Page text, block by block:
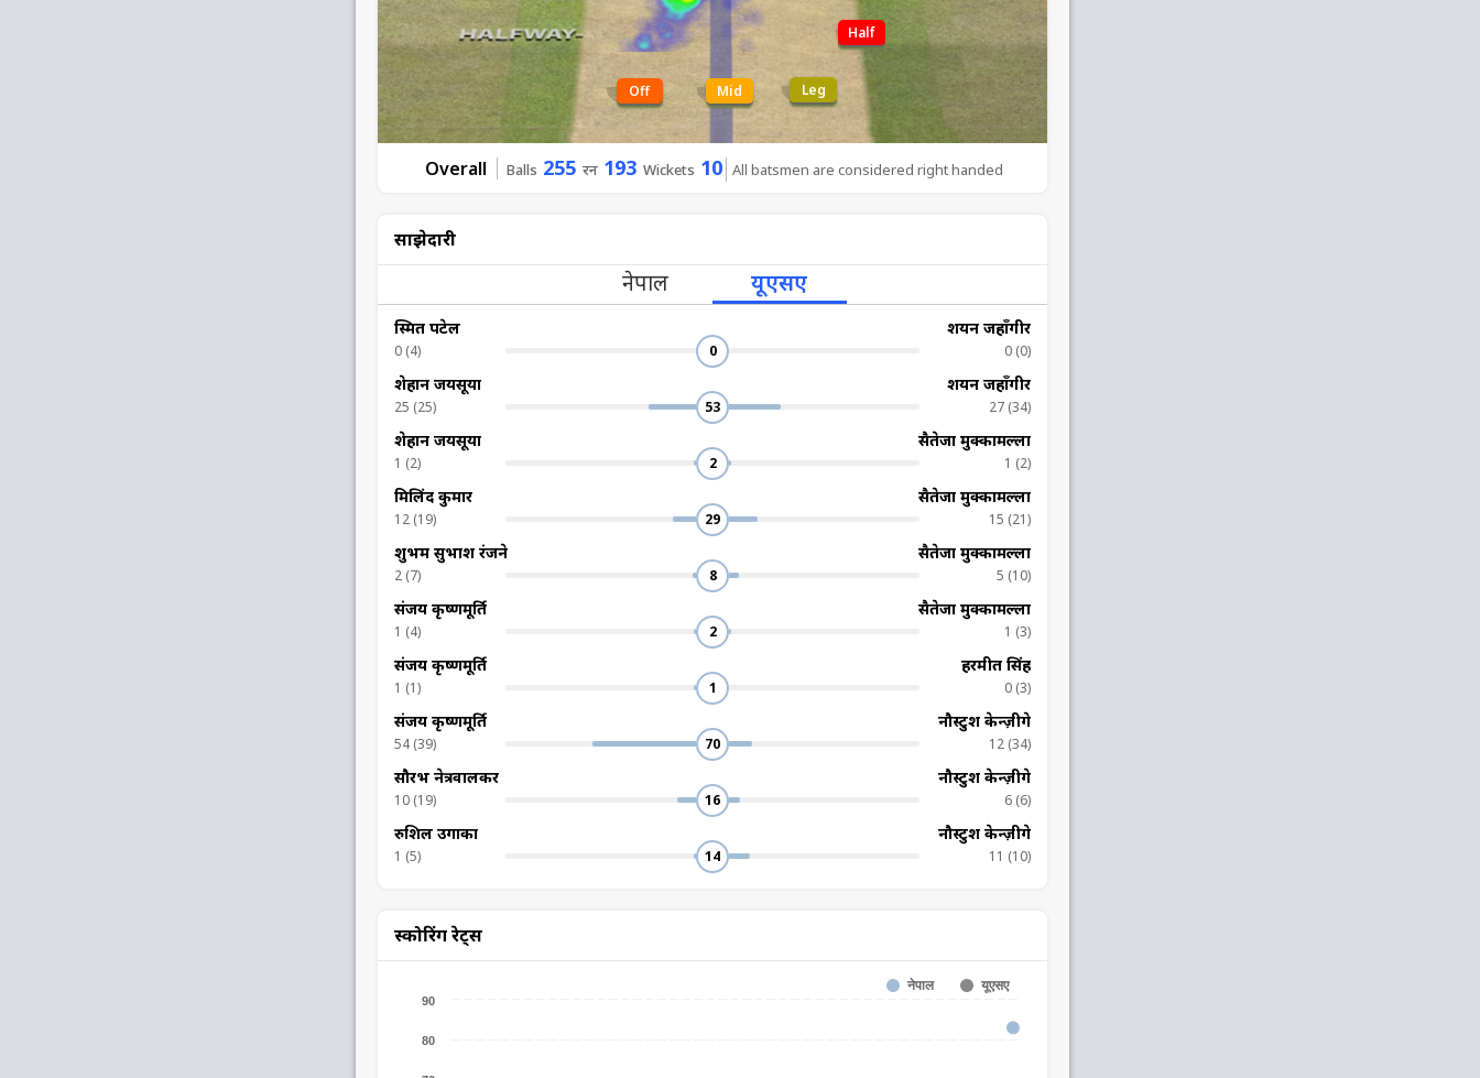
Off Mid Leg
Half
Overall Balls 255 रन 193 Wickets 10 All batsmen are considered right handed
साझेदारी
नेपाल यूएसए
स्मित पटेल
0 (4) 0
शयन जहाँगीर
0 (0)
शेहान जयसूर्या
25 (25) 53
शयन जहाँगीर
27 (34)
शेहान जयसूर्या
1 (2) 2
सैतेजा मुक्कामल्ला
1 (2)
मिलिंद कुमार
12 (19) 29
सैतेजा मुक्कामल्ला
15 (21)
शुभम सुभाश रंजने
2 (7) 8
सैतेजा मुक्कामल्ला
5 (10)
संजय कृष्णमूर्ति
1 (4) 2
सैतेजा मुक्कामल्ला
1 (3)
संजय कृष्णमूर्ति
1 (1) 1
हरमीत सिंह
0 (3)
संजय कृष्णमूर्ति
54 (39) 70
नौस्टुश केन्ज़ीगे
12 (34)
सौरभ नेत्रवालकर
10 (19) 16
नौस्टुश केन्ज़ीगे
6 (6)
रुशिल उगार्का
1 (5) 14
नौस्टुश केन्ज़ीगे
11 (10)
स्कोरिंग रेट्स
नेपाल यूएसए
80
90